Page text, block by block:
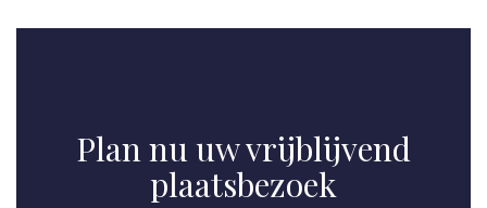
Plan nu uw vrijblijvend
plaatsbezoek